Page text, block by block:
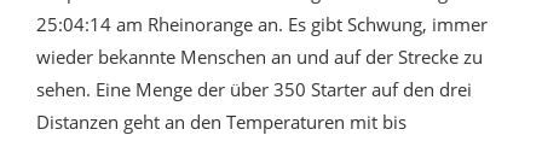
25:04:14 am Rheinorange an. Es gibt Schwung, immer
wieder bekannte Menschen an und auf der Strecke zu
sehen. Eine Menge der über 350 Starter auf den drei
Distanzen geht an den Temperaturen mit bis